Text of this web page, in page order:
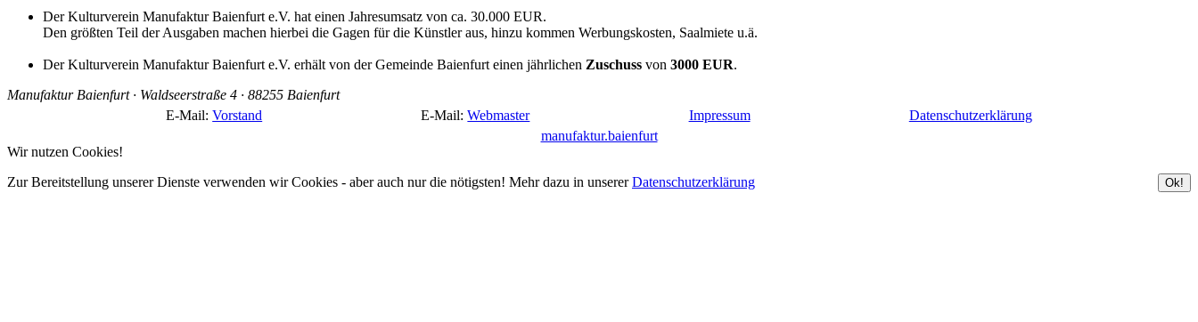
Der Kulturverein Manufaktur Baienfurt e.V. hat einen Jahresumsatz von ca. 30.000 EUR.
Den größten Teil der Ausgaben machen hierbei die Gagen für die Künstler aus, hinzu kommen Werbungskosten, Saalmiete u.ä.
Der Kulturverein Manufaktur Baienfurt e.V. erhält von der Gemeinde Baienfurt einen jährlichen Zuschuss von 3000 EUR.
Manufaktur Baienfurt · Waldseerstraße 4 · 88255 Baienfurt
E-Mail:Vorstand E-Mail:Webmaster Impressum
Datenschutzerklärung
manufaktur.baienfurt
Wir nutzen Cookies!
Zur Bereitstellung unserer Dienste verwenden wir Cookies - aber auch nur die nötigsten! Mehr dazu in unsererDatenschutzerklärung Ok!